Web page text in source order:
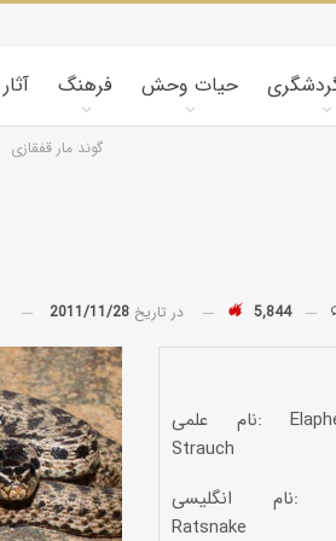
فرهنگ حیات وحش
گوند مار قفقازی
در تاریخ 2011/11/28 5,844
نام علمی: Elaphe hohenackeri
Strauch
نام انگلیسی: Transcaucasian
Ratsnake